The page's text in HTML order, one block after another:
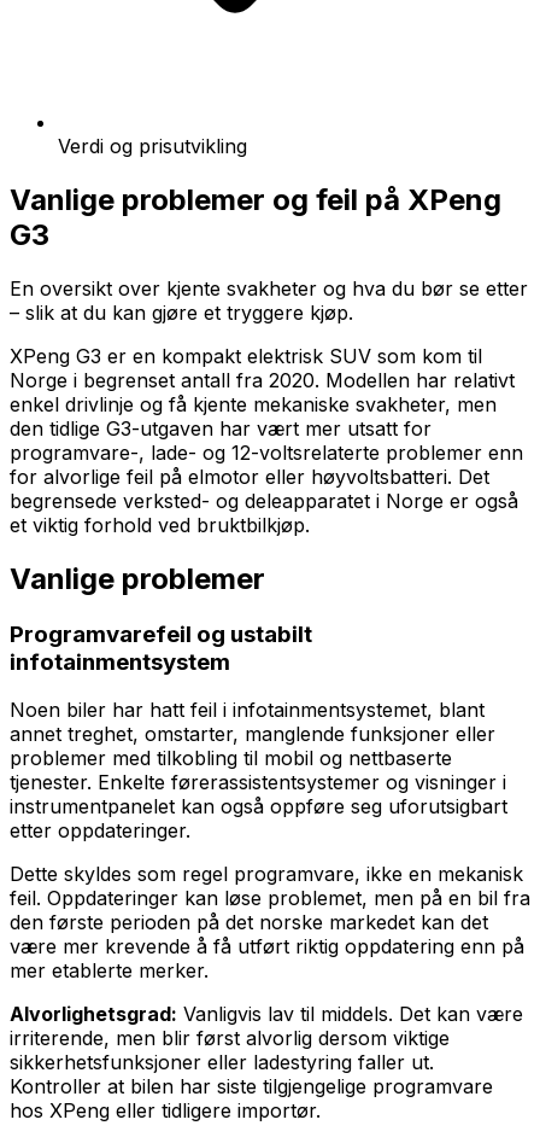
Verdi og prisutvikling
Vanlige problemer og feil på XPeng
G3
En oversikt over kjente svakheter og hva du bør se etter
– slik at du kan gjøre et tryggere kjøp.
XPeng G3 er en kompakt elektrisk SUV som kom til
Norge i begrenset antall fra 2020. Modellen har relativt
enkel drivlinje og få kjente mekaniske svakheter, men
den tidlige G3-utgaven har vært mer utsatt for
programvare-, lade- og 12-voltsrelaterte problemer enn
for alvorlige feil på elmotor eller høyvoltsbatteri. Det
begrensede verksted- og deleapparatet i Norge er også
et viktig forhold ved bruktbilkjøp.
Vanlige problemer
Programvarefeil og ustabilt
infotainmentsystem
Noen biler har hatt feil i infotainmentsystemet, blant
annet treghet, omstarter, manglende funksjoner eller
problemer med tilkobling til mobil og nettbaserte
tjenester. Enkelte førerassistentsystemer og visninger i
instrumentpanelet kan også oppføre seg uforutsigbart
etter oppdateringer.
Dette skyldes som regel programvare, ikke en mekanisk
feil. Oppdateringer kan løse problemet, men på en bil fra
den første perioden på det norske markedet kan det
være mer krevende å få utført riktig oppdatering enn på
mer etablerte merker.
Alvorlighetsgrad: Vanligvis lav til middels. Det kan være
irriterende, men blir først alvorlig dersom viktige
sikkerhetsfunksjoner eller ladestyring faller ut.
Kontroller at bilen har siste tilgjengelige programvare
hos XPeng eller tidligere importør.